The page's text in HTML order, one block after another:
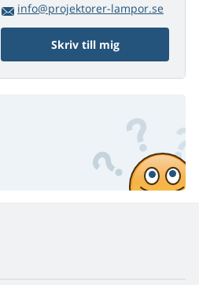
info@projektorer-lampor.se
Skriv till mig